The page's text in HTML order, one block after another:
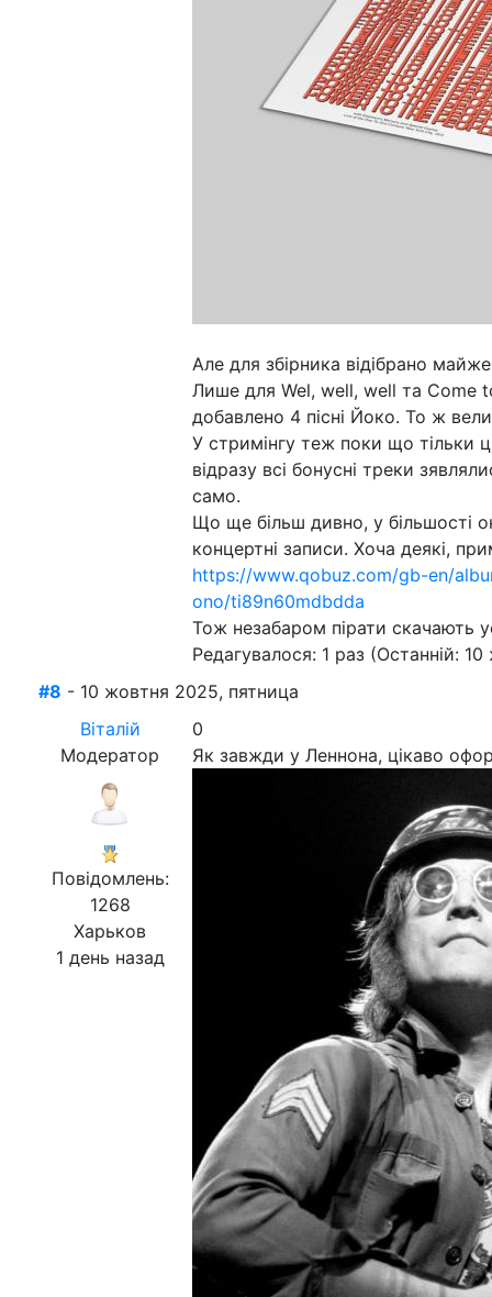
Але для збірника відібрано
Лише для Wel, well, well та Come
добавлено 4 пісні Йоко. То ж
У стримінгу теж поки що тільки
відразу всі бонусні треки
само.
Що ще більш дивно, у більшості
концертні записи. Хоча деякі,
https://www.qobuz.com/gb-en/
ono/ti89n60mdbdda
Тож незабаром пірати скачають
Редагувалося: 1 раз (Останній:
#8 - 10 жовтня 2025, пятница
Віталій
Модератор
Повідомлень:
1268
Харьков
1 день назад
0
Як завжди у Леннона, цікаво